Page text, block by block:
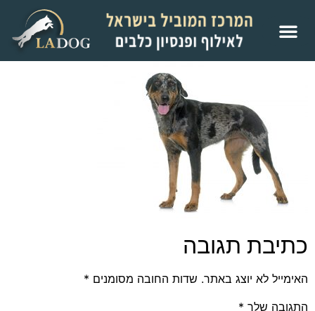
כתיבת תגובה
האימייל לא יוצג באתר. שדות החובה מסומנים *
התגובה שלך *